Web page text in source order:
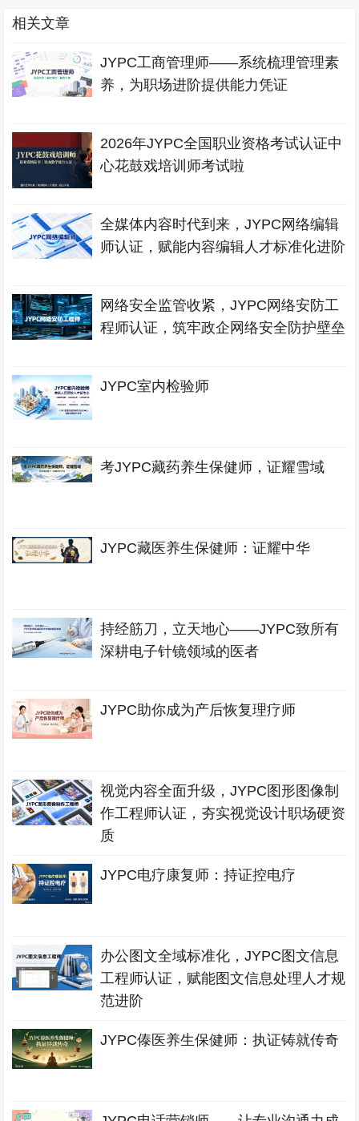
相关文章
JYPC工商管理师——系统梳理管理素
养，为职场进阶提供能力凭证
2026年JYPC全国职业资格考试认证中
心花鼓戏培训师考试啦
全媒体内容时代到来，JYPC网络编辑
师认证，赋能内容编辑人才标准化进阶
网络安全监管收紧，JYPC网络安防工
程师认证，筑牢政企网络安全防护壁垒
JYPC室内检验师
考JYPC藏药养生保健师，证耀雪域
JYPC藏医养生保健师：证耀中华
持经筋刀，立天地心——JYPC致所有
深耕电子针镜领域的医者
JYPC助你成为产后恢复理疗师
视觉内容全面升级，JYPC图形图像制
作工程师认证，夯实视觉设计职场硬资
质
JYPC电疗康复师：持证控电疗
办公图文全域标准化，JYPC图文信息
工程师认证，赋能图文信息处理人才规
范进阶
JYPC傣医养生保健师：执证铸就传奇